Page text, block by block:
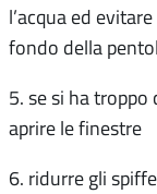
l’acqua ed
fondo della
5. se si ha
aprire le finestre
6. ridurre gli